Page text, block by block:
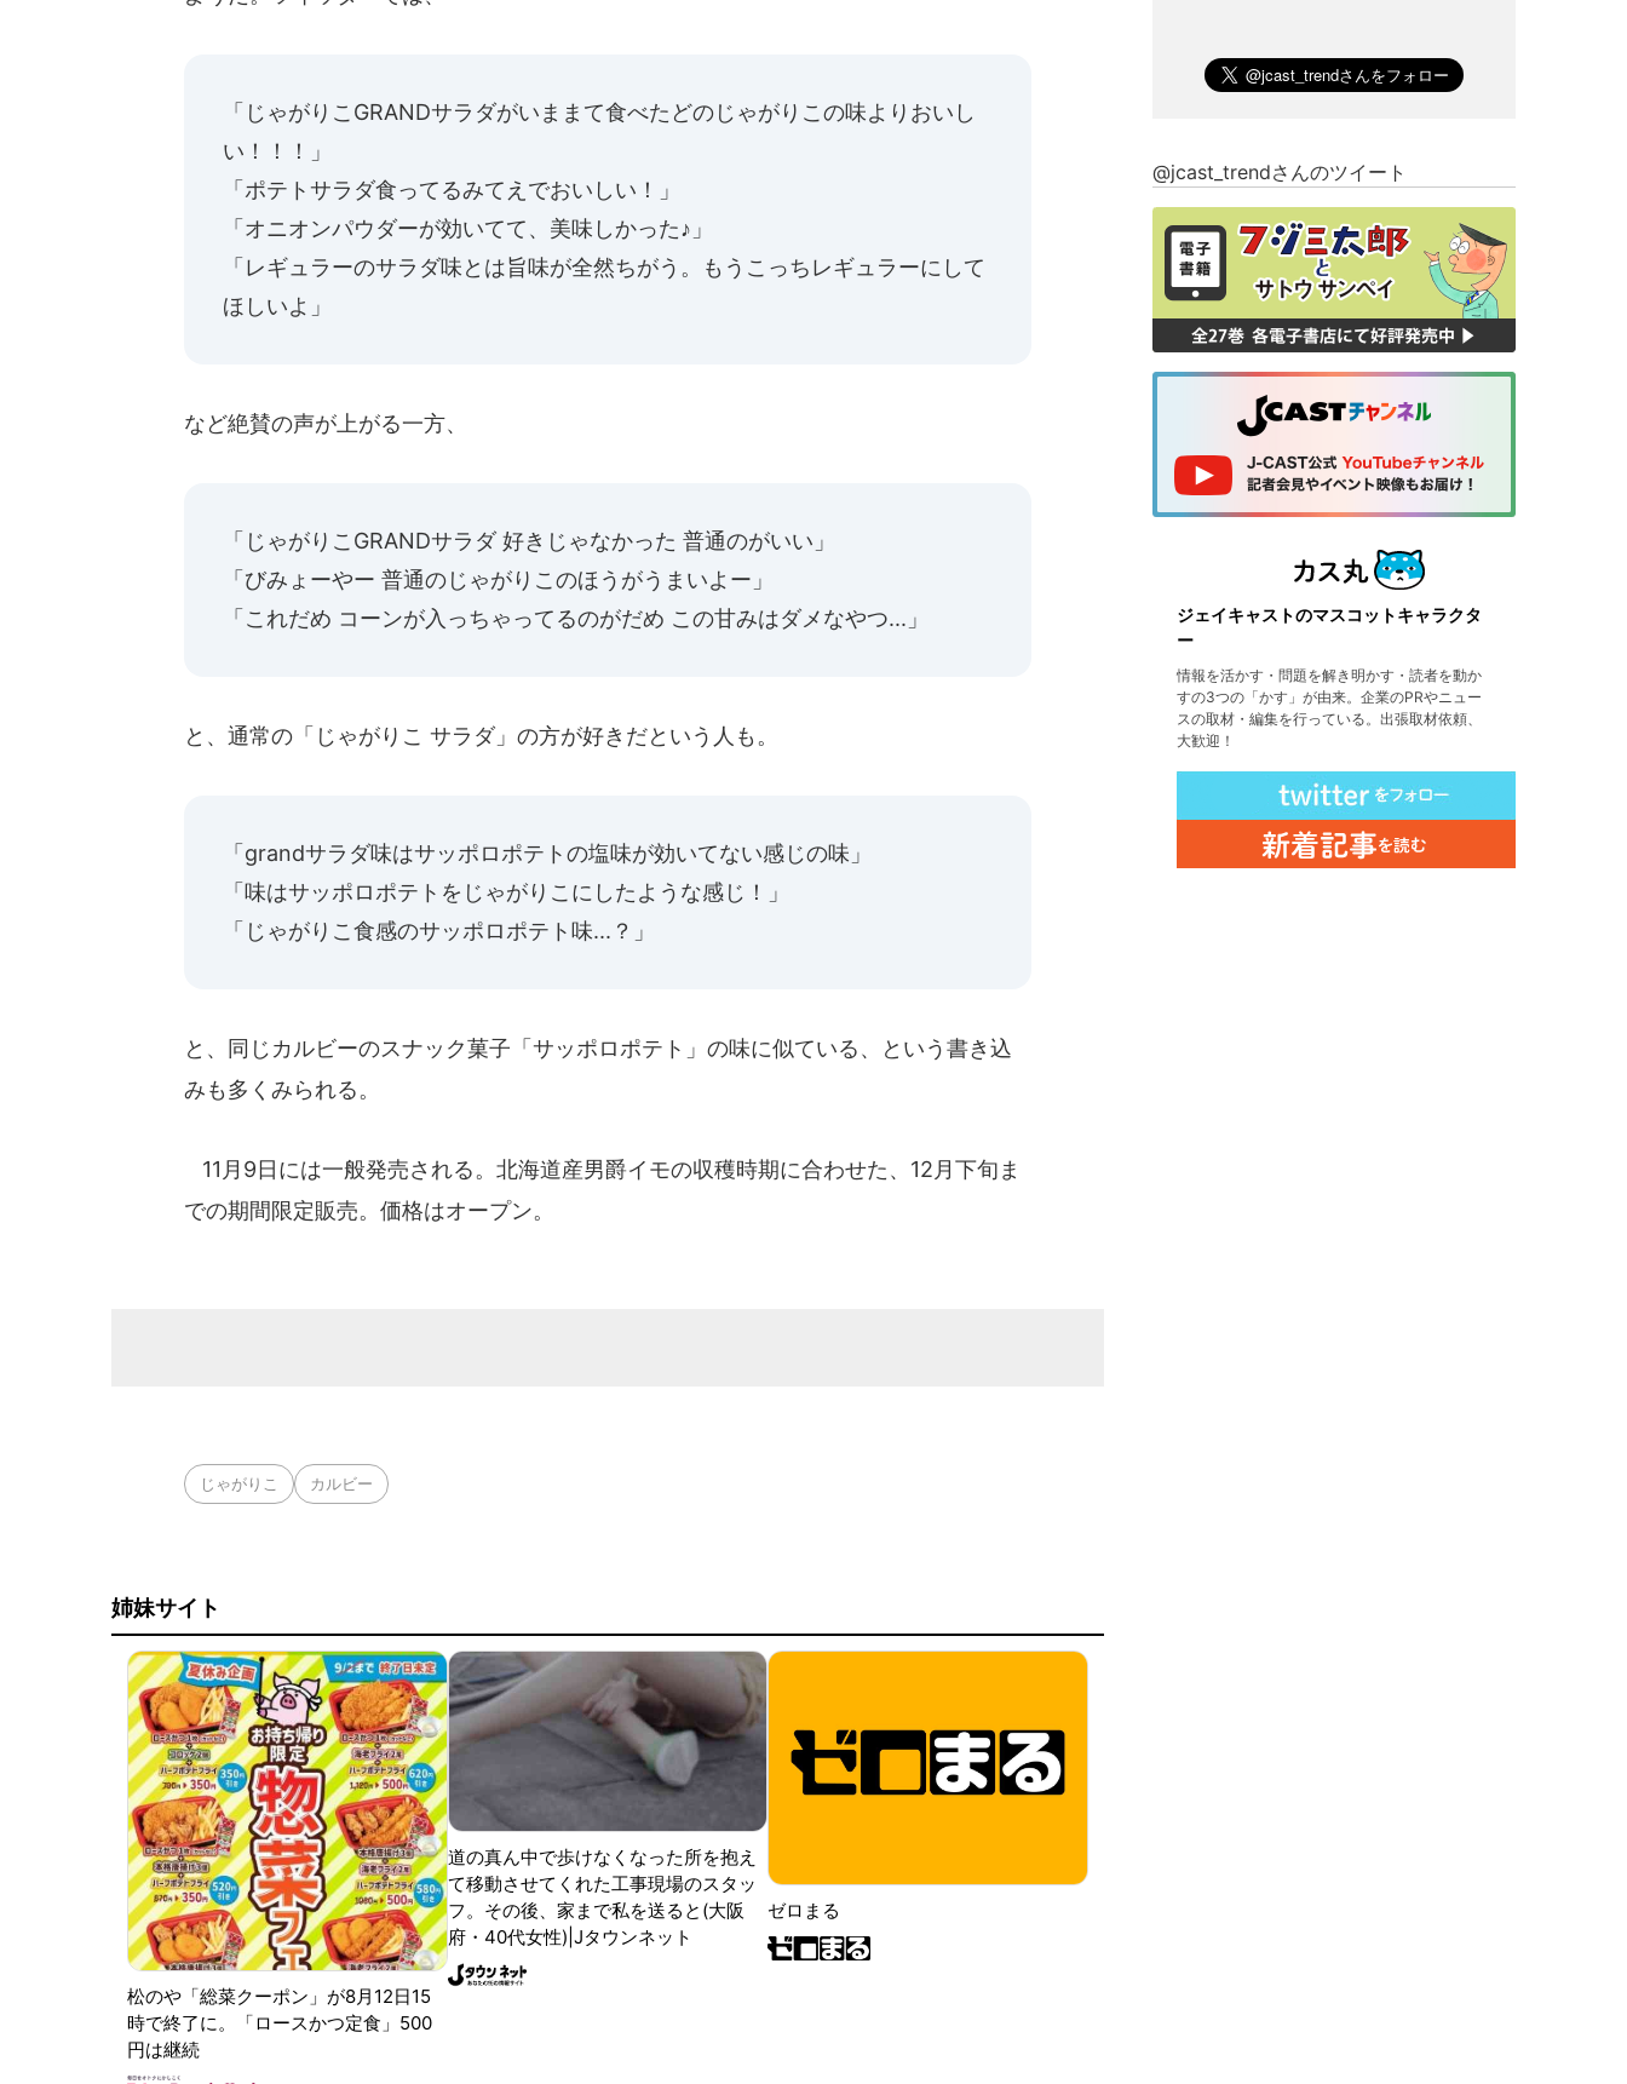
「じゃがりこGRANDサラダがいままて食べたどのじゃがりこの味よりおいし
い！！！」
「ポテトサラダ食ってるみてえでおいしい！」
「オニオンパウダーが効いてて、美味しかった♪」
「レギュラーのサラダ味とは旨味が全然ちがう。もうこっちレギュラーにして
ほしいよ」
など絶賛の声が上がる一方、
「じゃがりこGRANDサラダ 好きじゃなかった 普通のがいい」
「びみょーやー 普通のじゃがりこのほうがうまいよー」
「これだめ コーンが入っちゃってるのがだめ この甘みはダメなやつ...」
と、通常の「じゃがりこ サラダ」の方が好きだという人も。
「grandサラダ味はサッポロポテトの塩味が効いてない感じの味」
「味はサッポロポテトをじゃがりこにしたような感じ！」
「じゃがりこ食感のサッポロポテト味...？」
と、同じカルビーのスナック菓子「サッポロポテト」の味に似ている、という書き込
みも多くみられる。
11月9日には一般発売される。北海道産男爵イモの収穫時期に合わせた、12月下旬ま
での期間限定販売。価格はオープン。
じゃがりこ カルビー
姉妹サイト
松のや「総菜クーポン」が8月12日15
時で終了に。「ロースかつ定食」500
円は継続
道の真ん中で歩けなくなった所を抱え
て移動させてくれた工事現場のスタッ
フ。その後、家まで私を送ると(大阪
府・40代女性)|Jタウンネット
ゼロまる
@jcast_trendさんのツイート
ジェイキャストのマスコットキャラクタ
ー
情報を活かす・問題を解き明かす・読者を動か
すの3つの「かす」が由来。企業のPRやニュー
スの取材・編集を行っている。出張取材依頼、
大歓迎！